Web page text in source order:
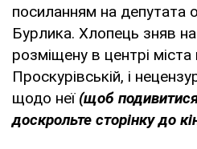
посиланням на депутата
Бурлика. Хлопець зняв на
розміщену в центрі міста
Проскурівській, і
щодо неї (щоб
доскрольте сторінку до